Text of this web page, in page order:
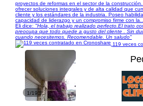
proyectos de reformas en el sector de la
ofrecer soluciones integrales y de alta calidad que
cliente y los estándares de la industria. Poseo
capacidad de liderazgo y un compromiso firme con la...
Eli dice: "Hola, el trabajo realizado perfecto.El trato
preocupa que todo quede a gusto del cliente . Sin
cuando necesitemos. Recomendable. Un saludo"
119 veces
1/19